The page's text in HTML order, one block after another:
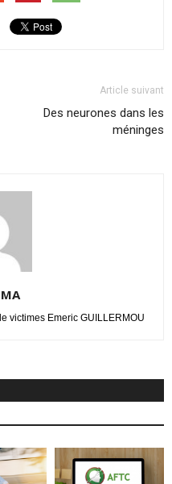
Article suivant
Des neurones dans les
méninges
victimes Emeric GUILLERMOU